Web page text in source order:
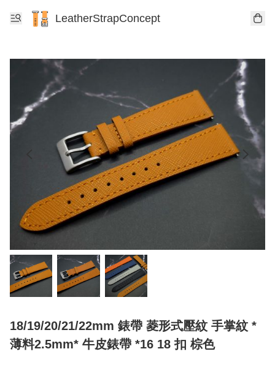
LeatherStrapConcept
18/19/20/21/22mm 錶帶 菱形式壓紋 手掌紋 *
薄料2.5mm* 牛皮錶帶 *16 18 扣 棕色